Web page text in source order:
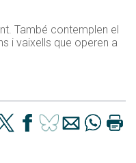
També contemplen el
i vaixells que operen a